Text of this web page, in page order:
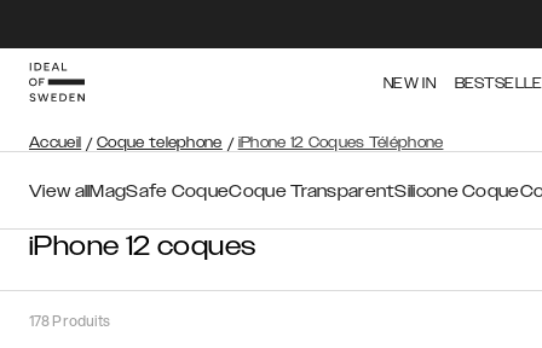
NEW IN
Accueil / Coque telephone / iPhone 12 Coques Téléphone
View allMagSafe CoqueCoque TransparentSilicone Coque
iPhone 12 coques
178Produits